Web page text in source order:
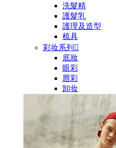
洗髮精
護髮乳
護理及造型
梳具
彩妆系列 
底妝
眼彩
唇彩
卸妆